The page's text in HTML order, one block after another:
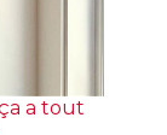
a tout